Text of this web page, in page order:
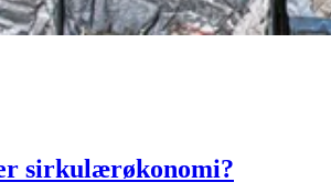
sirkulærøkonomi?